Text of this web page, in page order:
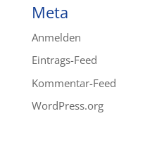
Meta
Anmelden
Eintrags-Feed
Kommentar-Feed
WordPress.org